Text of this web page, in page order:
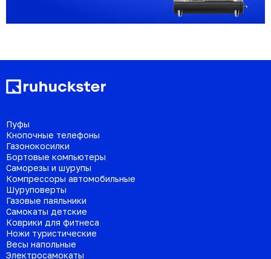
Пуфы
Кнопочные телефоны
Газонокосилки
Бортовые компьютеры
Саморезы и шурупы
Компрессоры автомобильные
Шуруповерты
Газовые паяльники
Самокаты детские
Коврики для фитнеса
Ножи туристические
Весы напольные
Электросамокаты